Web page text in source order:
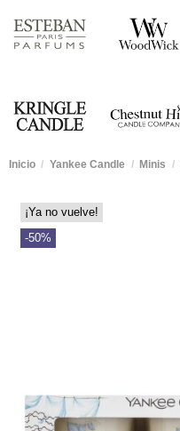
Inicio Yankee Candle Minis
¡Ya no vuelve!
-50%